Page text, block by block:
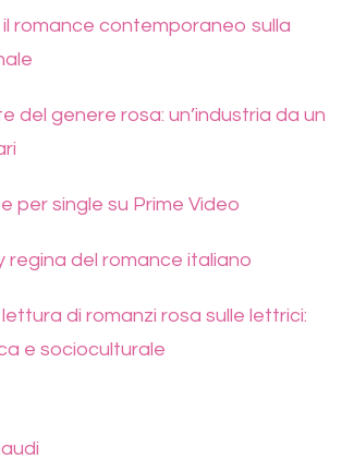
romance contemporaneo sulla
del genere rosa: un’industria da un
per single su Prime Video
regina del romance italiano
di romanzi rosa sulle lettrici:
e socioculturale